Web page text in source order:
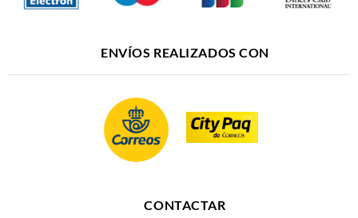
ENVÍOS REALIZADOS CON
CONTACTAR